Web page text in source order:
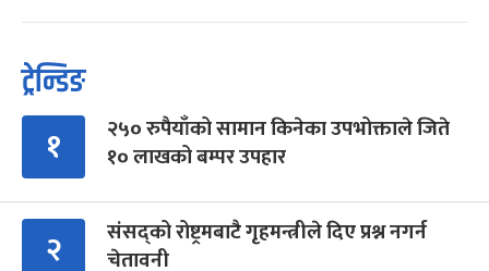
ट्रेन्डिङ
१
२५० रुपैयाँको सामान किनेका उपभोक्ताले जिते
१० लाखको बम्पर उपहार
२
संसद्को रोष्ट्रमबाटै गृहमन्त्रीले दिए प्रश्न नगर्न
चेतावनी